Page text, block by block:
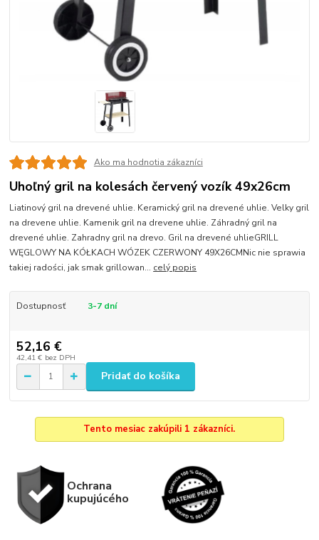
Ako ma hodnotia zákazníci
Uhoľný gril na kolesách červený vozík 49x26cm
Liatinový gril na drevené uhlie. Keramický gril na drevené uhlie. Velky gril
na drevene uhlie. Kamenik gril na drevene uhlie. Záhradný gril na
drevené uhlie. Zahradny gril na drevo. Gril na drevené uhlieGRILL
WĘGLOWY NA KÓŁKACH WÓZEK CZERWONY 49X26CMNic nie sprawia
takiej radości, jak smak grillowan... celý popis
Dostupnosť 3-7 dní
52,16 €
42,41 € bez DPH
Pridať do košíka
Tento mesiac zakúpili 1 zákazníci.
Ochrana
kupujúcého